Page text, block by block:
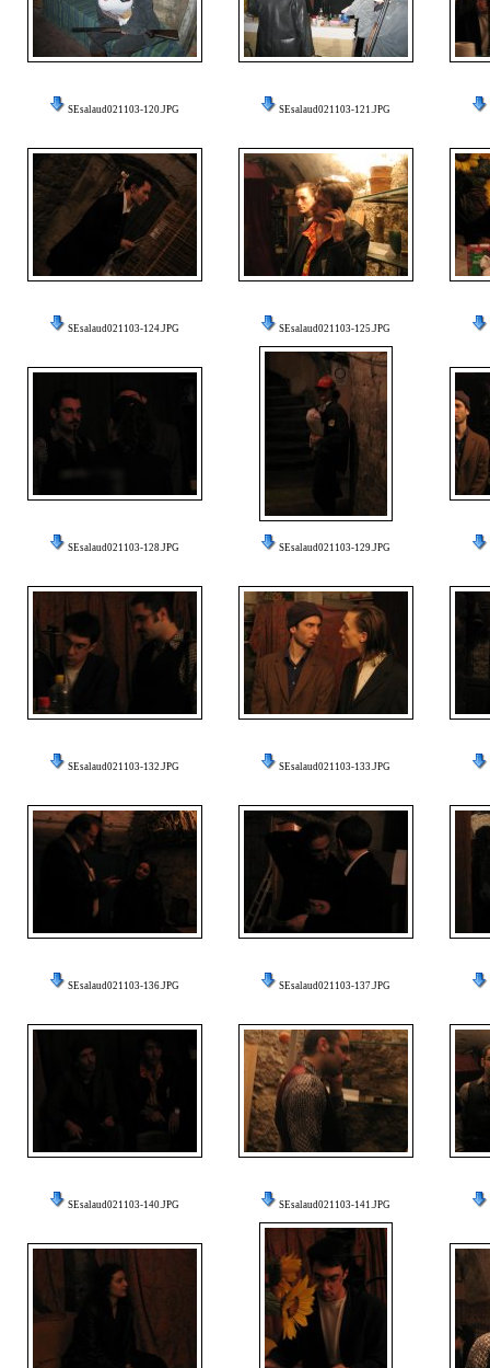
SEsalaud021103-120.JPG SEsalaud021103-121.JPG
SEsalaud021103-124.JPG SEsalaud021103-125.JPG
SEsalaud021103-128.JPG SEsalaud021103-129.JPG
SEsalaud021103-132.JPG SEsalaud021103-133.JPG
SEsalaud021103-136.JPG SEsalaud021103-137.JPG
SEsalaud021103-140.JPG SEsalaud021103-141.JPG